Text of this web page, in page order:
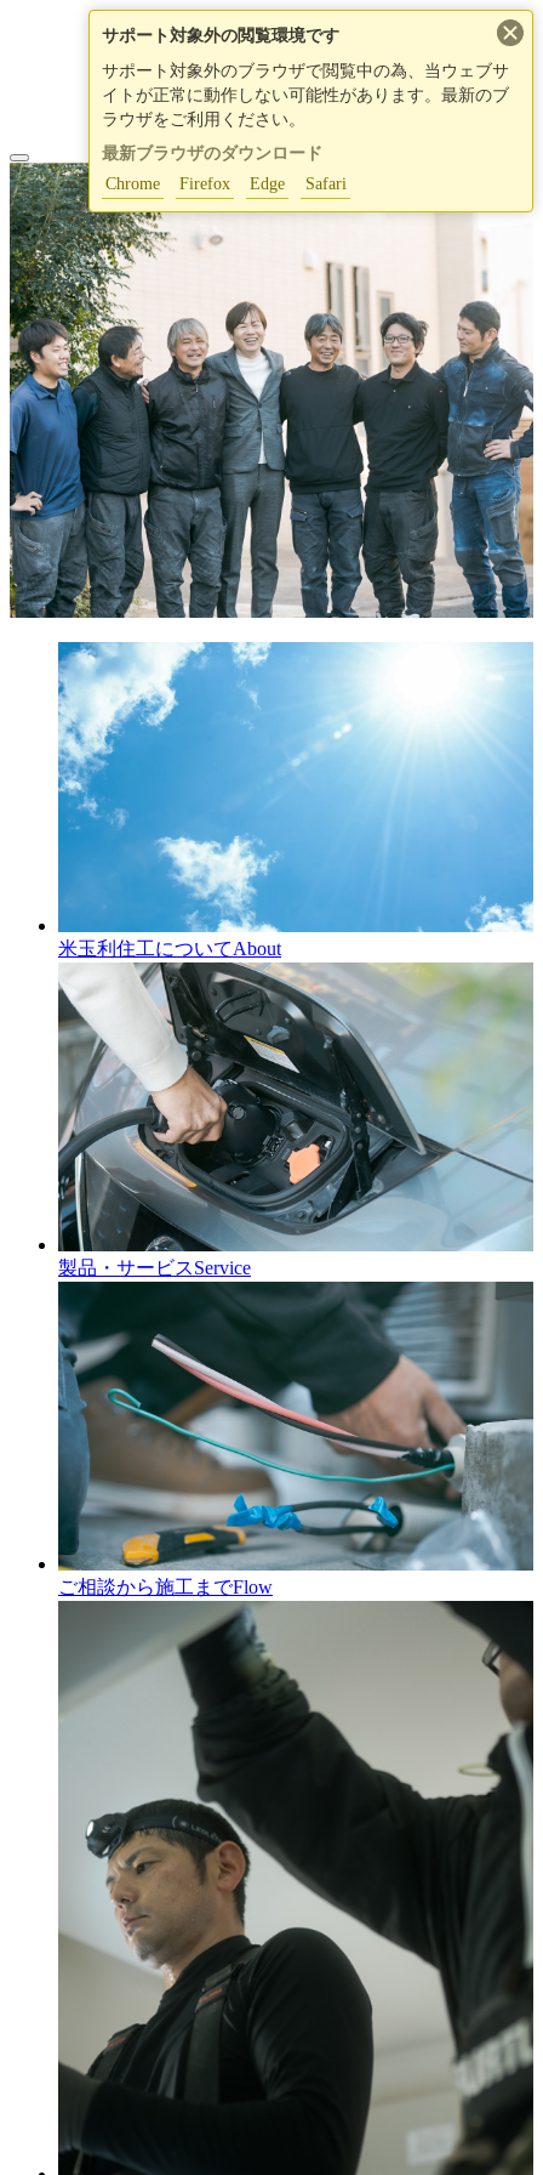
サポート対象外の閲覧環境です
サポート対象外のブラウザで閲覧中の為、当ウェブサ
イトが正常に動作しない可能性があります。最新のブ
ラウザをご利用ください。
最新ブラウザのダウンロード
Chrome
Firefox Edge Safari
米玉利住工についてAbout
製品・サービスService
ご相談から施工までFlow